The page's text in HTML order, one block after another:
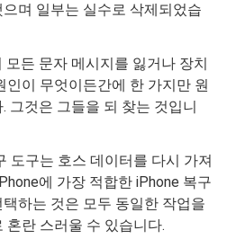
며 일부는 실수로 삭제되었습
모든 문자 메시지를 잃거나 장치
인이 무엇이든간에 한 가지만 원
그것은 그들을 되 찾는 것입니
도구는 호스 데이터를 다시 가져
에 가장 적합한 iPhone 복구
하는 것은 모두 동일한 작업을
혼란 스러울 수 있습니다.